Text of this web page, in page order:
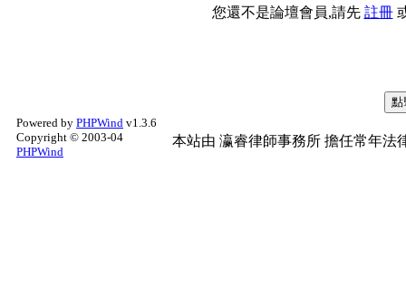
您還不是論壇會員,請先 註冊
Powered by PHPWind v1.3.6
Copyright © 2003-04
PHPWind
本站由 瀛睿律師事務所 擔任常年法